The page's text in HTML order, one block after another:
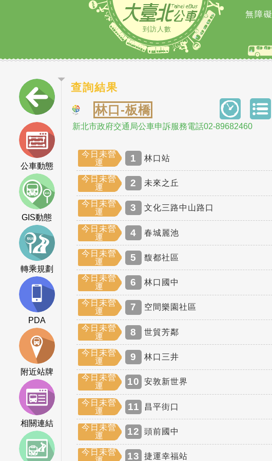
到訪人數
無障礙
公車動態
GIS動態
轉乘規劃
PDA
附近站牌
相關連結
查詢結果
林口-板橋
新北市政府交通局公車申訴服務電話02-89682460
今日未營
運
1 林口站
今日未營
運
2 未來之丘
今日未營
運
3 文化三路中山路口
今日未營
運
4 春城麗池
今日未營
運
5 馥都社區
今日未營
運
6 林口國中
今日未營
運
7 空間樂園社區
今日未營
運
8 世貿芳鄰
今日未營
運
9 林口三井
今日未營
運
10 安敦新世界
今日未營
運
11 昌平街口
今日未營
運
12 頭前國中
今日未營
13 捷運幸福站